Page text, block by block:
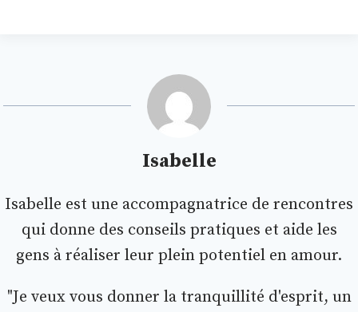
Isabelle
Isabelle est une accompagnatrice de rencontres
qui donne des conseils pratiques et aide les
gens à réaliser leur plein potentiel en amour.
"Je veux vous donner la tranquillité d'esprit, un